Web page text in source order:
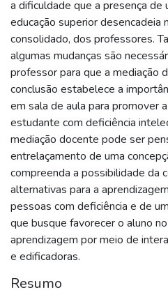
a dificuldade que a presença de
educação superior desencadeia
consolidado, dos professores.
algumas mudanças são
professor para que a mediação
conclusão estabelece a
em sala de aula para promover
estudante com deficiência
mediação docente pode ser
entrelaçamento de uma
compreenda a possibilidade da
alternativas para a
pessoas com deficiência e de
que busque favorecer o aluno
aprendizagem por meio de
e edificadoras.
Resumo